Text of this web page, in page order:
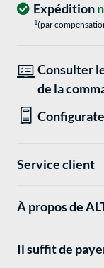
Expédition
1(par
Consulter
de la
Service client
À propos de
Il suffit de